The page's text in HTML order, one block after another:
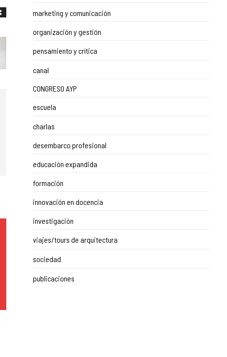
marketing y comunicación
organización y gestión
pensamiento y crítica
canal
CONGRESO AYP
escuela
charlas
desembarco profesional
educación expandida
formación
innovación en docencia
investigación
viajes/tours de arquitectura
sociedad
publicaciones